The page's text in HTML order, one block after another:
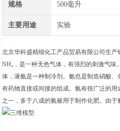
规格 500毫升
主要用途 实验
北京华科盛精细化工产品贸易有限公司生产
NH₃，是一种无色气体，有强烈的刺激气
体，液氨是一种制冷剂。氨也是制造硝酸
有药物直接或间接的组成。氨有很广泛的
之一，多于八成的氨被用于制作化肥。由